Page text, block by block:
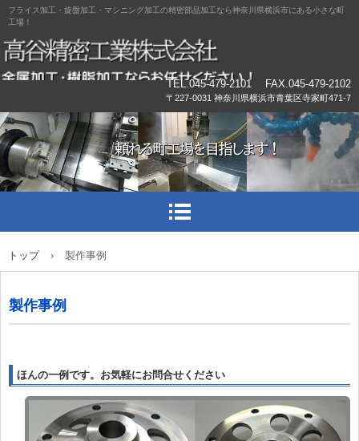
フライス加工・旋盤加工・マシニング加工の精密部品加工なら神奈川県横浜市にある小さな町
工場！
TEL.045-479-2101 FAX.045-479-2102
〒227-0031 神奈川県横浜市青葉区寺家町471-7
トップ › 製作事例
製作事例
ほんの一例です。お気軽にお問合せください